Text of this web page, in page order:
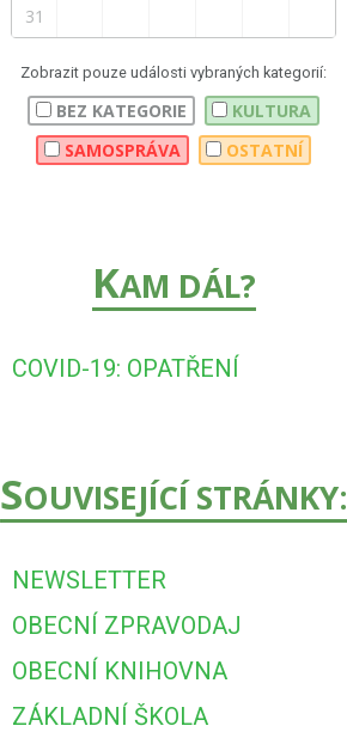
31
Zobrazit pouze události vybraných kategorií:
BEZ KATEGORIE
KULTURA
SAMOSPRÁVA
OSTATNÍ
KAM DÁL?
COVID-19: OPATŘENÍ
SOUVISEJÍCÍ STRÁNKY:
NEWSLETTER
OBECNÍ ZPRAVODAJ
OBECNÍ KNIHOVNA
ZÁKLADNÍ ŠKOLA